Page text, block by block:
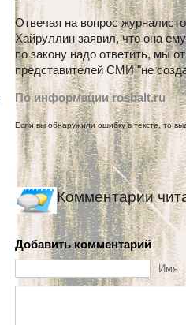
Отвечая на вопрос
Хайруллин заявил, что она
по закону надо ответить, мы
представителей СМИ "не
По информации rosbalt.ru
Если вы обнаружили ошибку в тексте, то
Комментарии
Добавить комментарий
Имя